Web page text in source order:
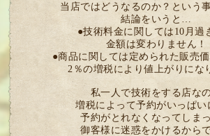
当店ではどうなるのか？という
結論をいうと…
●技術料金に関しては10月過
金額は変わりません！
●商品に関しては定められた販売
2％の増税により値上がりにな
私一人で技術をする店な
増税によって予約がいっぱい
予約がとれなくなってしま
御客様に迷惑をかけるからで